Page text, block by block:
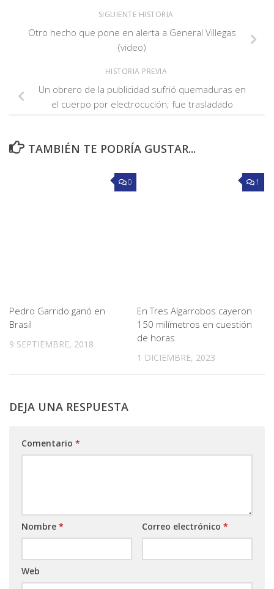
SIGUIENTE HISTORIA
Otro hecho que pone en alerta a General Villegas
(video)
HISTORIA PREVIA
Un obrero de la publicidad sufrió quemaduras en
el cuerpo por electrocución; fue trasladado
TAMBIÉN TE PODRÍA GUSTAR...
0
Pedro Garrido ganó en
Brasil
9 SEPTIEMBRE, 2018
1
En Tres Algarrobos cayeron
150 milímetros en cuestión
de horas
1 DICIEMBRE, 2023
DEJA UNA RESPUESTA
Comentario *
Nombre * Correo electrónico *
Web